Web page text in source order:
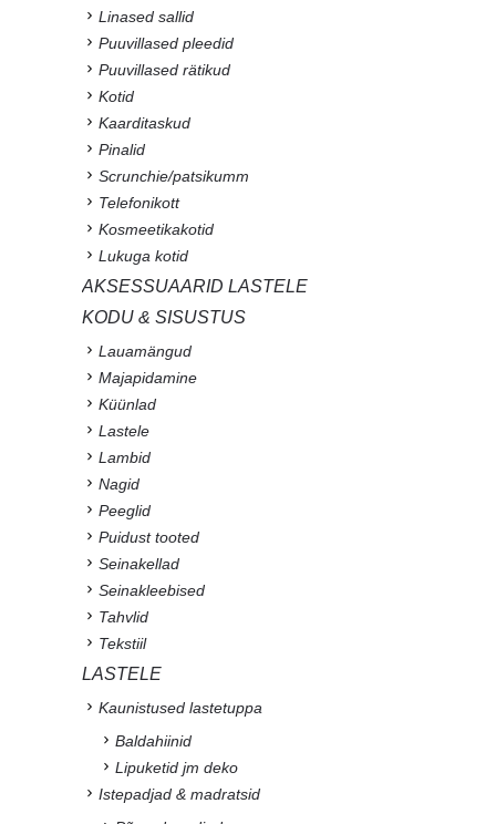
Linased sallid
Puuvillased pleedid
Puuvillased rätikud
Kotid
Kaarditaskud
Pinalid
Scrunchie/patsikumm
Telefonikott
Kosmeetikakotid
Lukuga kotid
AKSESSUAARID LASTELE
KODU & SISUSTUS
Lauamängud
Majapidamine
Küünlad
Lastele
Lambid
Nagid
Peeglid
Puidust tooted
Seinakellad
Seinakleebised
Tahvlid
Tekstiil
LASTELE
Kaunistused lastetuppa
Baldahiinid
Lipuketid jm deko
Istepadjad & madratsid